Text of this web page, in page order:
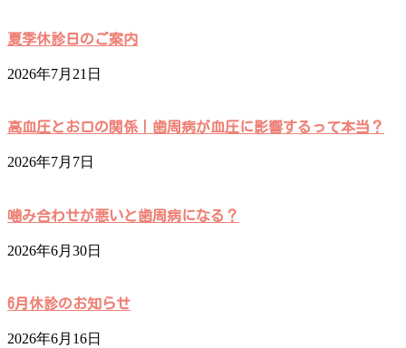
夏季休診日のご案内
2026年7月21日
高血圧とお口の関係｜歯周病が血圧に影響するって本当？
2026年7月7日
噛み合わせが悪いと歯周病になる？
2026年6月30日
6月休診のお知らせ
2026年6月16日